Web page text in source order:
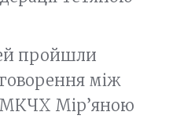
пройшли
між
Мір’яною